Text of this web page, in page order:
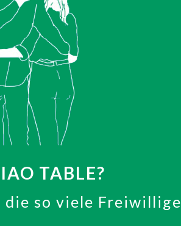
TABLE?
so viele Freiwillige